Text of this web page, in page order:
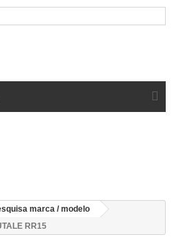
marca / modelo
RR15